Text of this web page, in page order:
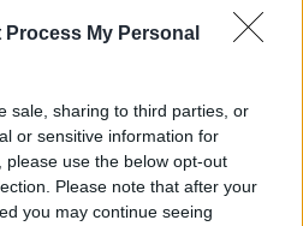
Process My Personal
sale, sharing to third parties, or
or sensitive information for
use the below opt-out
Please note that after your
you may continue seeing